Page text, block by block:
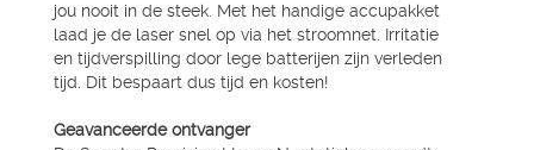
jou nooit in de steek. Met het handige accupakket
laad je de laser snel op via het stroomnet. Irritatie
en tijdverspilling door lege batterijen zijn verleden
tijd. Dit bespaart dus tijd en kosten!
Geavanceerde ontvanger